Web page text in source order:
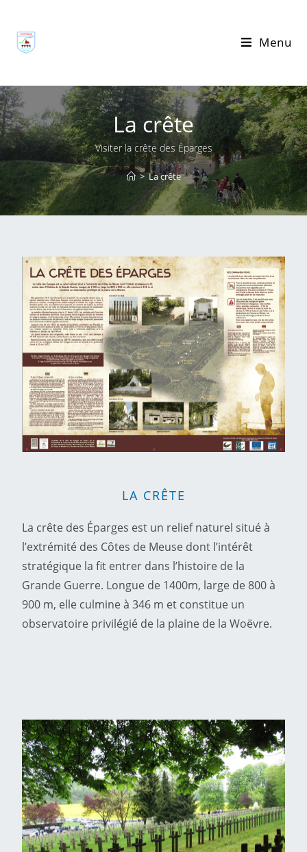
Menu
La crête
Visiter la crête des Éparges
> La crête
LA CRÊTE
La crête des Éparges est un relief naturel situé à
l’extrémité des Côtes de Meuse dont l’intérêt
stratégique la fit entrer dans l’histoire de la
Grande Guerre. Longue de 1400m, large de 800 à
900 m, elle culmine à 346 m et constitue un
observatoire privilégié de la plaine de la Woëvre.